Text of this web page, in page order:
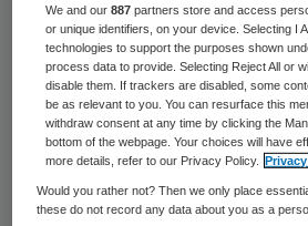
Een excuus van de
werken voor mensen die
door de Q-koorts.
Alex Brenninkmeijer heeft
gezegd tegen de NOS.
Brenninkmeijer hoopt dat
We and our887 partners store and access
or unique identifiers, on your device. Selecting I
technologies to support the purposes shown
process data to provide. Selecting Reject All or
disable them. If trackers are disabled, some
be as relevant to you. You can resurface this
withdraw consent at any time by clicking the
bottom of the webpage. Your choices will have
more details, refer to our Privacy Policy.
Would you rather not? Then we only place
these do not record any data about you as a